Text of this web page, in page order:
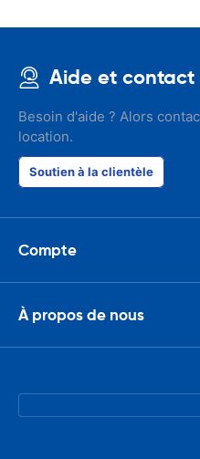
Aide et contact
Besoin d'aide ? Alors
location.
Soutien à la clientèle
Compte
À propos de nous